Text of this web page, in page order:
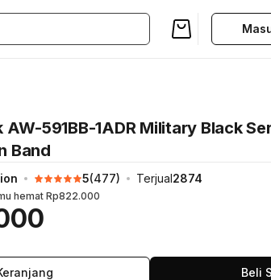
AW-591BB-1ADR Military Black
Band
5(477) Terjual2874
hematRp822.000
Beli